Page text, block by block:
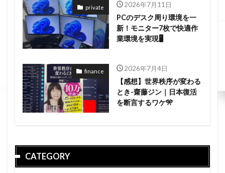
private 2026年7月11日
PCのデスク周り環境を一
新！モニター7枚で快適作
業環境を実現🖥️
finance 2026年7月4日
【感想】世界秩序が変わる
とき-齋藤ジン｜日本復活
を断言するワケ🎌
CATEGORY